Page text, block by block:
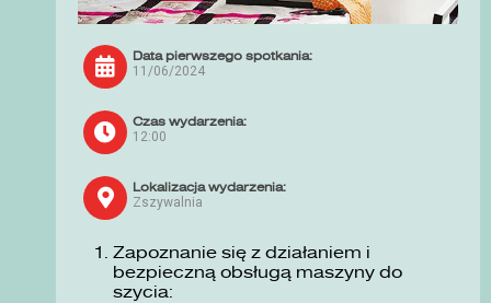
Data pierwszego spotkania:
11/06/2024
Czas wydarzenia:
12:00
Lokalizacja wydarzenia:
Zszywalnia
Zapoznanie się z działaniem i
bezpieczną obsługą maszyny do
szycia: